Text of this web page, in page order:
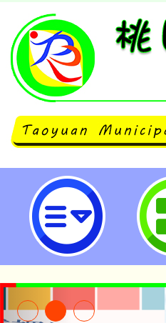
桃園市立瑞坪國